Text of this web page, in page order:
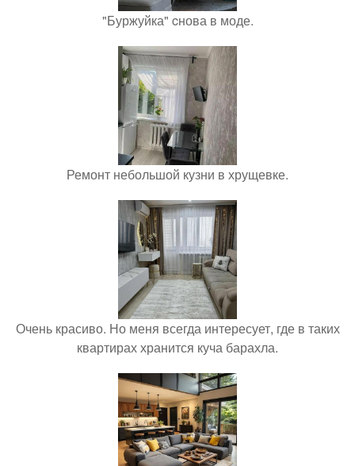
"Буржуйка" cнова в моде.
Ремонт небольшой кузни в хрущевке.
Очень красиво. Но меня всегда интересует, где в таких
квартирах хранится куча барахла.